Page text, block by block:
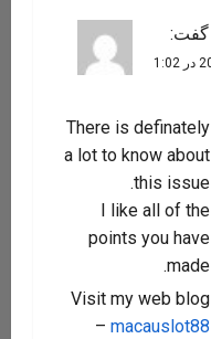
گفت:
دسامبر 5, 2024 در 1:02
There is definately
a lot to know about
this issue.
I like all of the
points you have
made.
Visit my web blog
– macauslot88